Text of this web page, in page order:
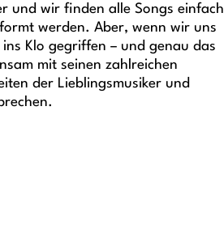
und wir finden alle Songs einfach
werden. Aber, wenn wir uns
Klo gegriffen – und genau das
mit seinen zahlreichen
der Lieblingsmusiker und